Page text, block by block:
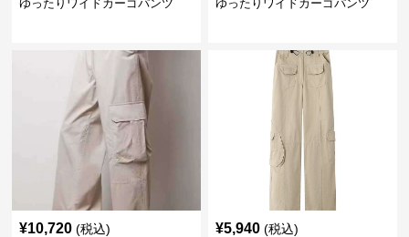
ゆったりワイドカーゴパンツ ゆったりワイドカーゴパンツ
¥10,720 (税込) ¥5,940 (税込)